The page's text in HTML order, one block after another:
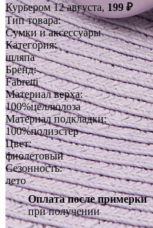
Курьером 12 августа, 199 ₽
Тип товара:
Сум­ки и ак­сессу­ары
Категория:
шля­па
Бренд:
Fab­retti
Материал верха:
100%цел­лю­лоза
Материал подкладки:
100%по­ли­эс­тер
Цвет:
фи­оле­товый
Сезонность:
ле­то
Оплата после примерки
при получении